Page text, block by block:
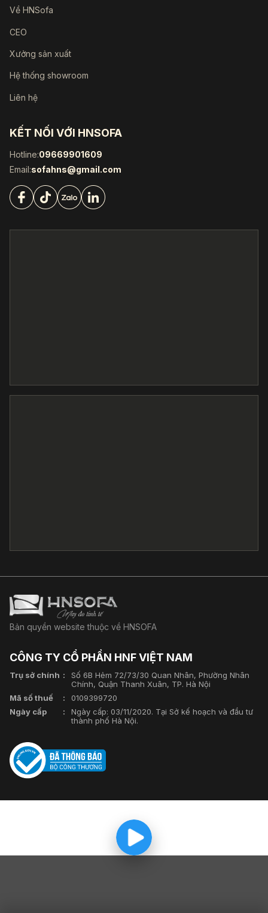
Về HNSofa
CEO
Xưởng sản xuất
Hệ thống showroom
Liên hệ
KẾT NỐI VỚI HNSOFA
Hotline:09669901609
Email:sofahns@gmail.com
Bản quyền website thuộc về HNSOFA
CÔNG TY CỔ PHẦN HNF VIỆT NAM
Trụ sở chính
Số 6B Hẻm 72/73/30 Quan Nhân, Phường Nhân
Chính, Quận Thanh Xuân, TP. Hà Nội
Mã số thuế
0109399720
Ngày cấp
Ngày cấp: 03/11/2020. Tại Sở kế hoạch và đầu tư
thành phố Hà Nội.